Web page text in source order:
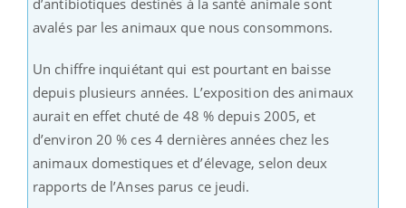
d’antibiotiques destinés à la santé animale sont
avalés par les animaux que nous consommons.
Un chiffre inquiétant qui est pourtant en baisse
depuis plusieurs années. L’exposition des animaux
aurait en effet chuté de 48 % depuis 2005, et
d’environ 20 % ces 4 dernières années chez les
animaux domestiques et d’élevage, selon deux
rapports de l’Anses parus ce jeudi.